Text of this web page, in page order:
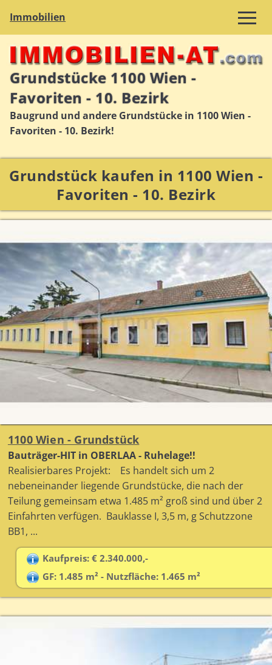
Immobilien
Grundstücke 1100 Wien -
Favoriten - 10. Bezirk
Baugrund und andere Grundstücke in 1100 Wien -
Favoriten - 10. Bezirk!
Grundstück kaufen in 1100 Wien -
Favoriten - 10. Bezirk
1100 Wien - Grundstück
Bauträger-HIT in OBERLAA - Ruhelage!!
Realisierbares Projekt: Es handelt sich um 2
nebeneinander liegende Grundstücke, die nach der
Teilung gemeinsam etwa 1.485 m² groß sind und über 2
Einfahrten verfügen. Bauklasse I, 3,5 m, g Schutzzone
BB1, ...
Kaufpreis: € 2.340.000,-
GF: 1.485 m² - Nutzfläche: 1.465 m²